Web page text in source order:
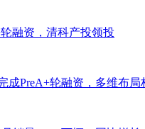
融资，清科产投领投
成PreA+轮融资，多维布